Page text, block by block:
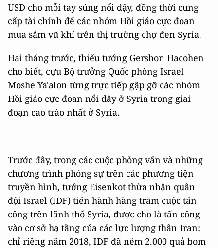
USD cho mỗi tay súng nổi dậy, đồng thời cung
cấp tài chính để các nhóm Hồi giáo cực đoan
mua sắm vũ khí trên thị trường chợ đen Syria.
Hai tháng trước, thiếu tướng Gershon Hacohen
cho biết, cựu Bộ trưởng Quốc phòng Israel
Moshe Ya'alon từng trực tiếp gặp gỡ các nhóm
Hồi giáo cực đoan nổi dậy ở Syria trong giai
đoạn cao trào nhất ở Syria.
Trước đây, trong các cuộc phỏng vấn và những
chương trình phóng sự trên các phương tiện
truyền hình, tướng Eisenkot thừa nhận quân
đội Israel (IDF) tiến hành hàng trăm cuộc tấn
công trên lãnh thổ Syria, được cho là tấn công
vào cơ sở hạ tầng của các lực lượng thân Iran:
chỉ riêng năm 2018, IDF đã ném 2.000 quả bom